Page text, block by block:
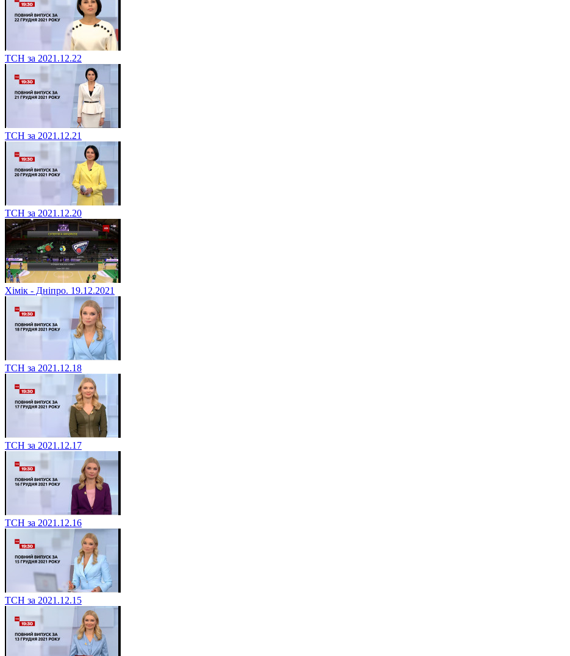
ТСН за 2021.12.22
ТСН за 2021.12.21
ТСН за 2021.12.20
Хімік - Дніпро. 19.12.2021
ТСН за 2021.12.18
ТСН за 2021.12.17
ТСН за 2021.12.16
ТСН за 2021.12.15